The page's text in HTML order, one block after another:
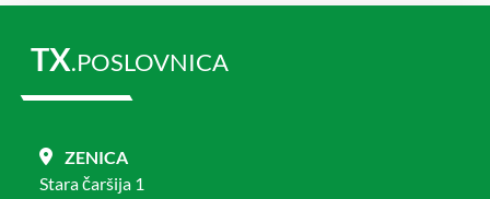
TX.POSLOVNICA
ZENICA
Stara čaršija 1